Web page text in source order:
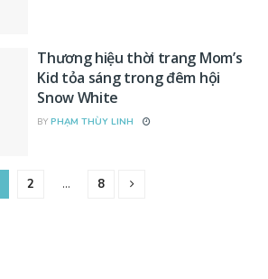
Thương hiệu thời trang Mom’s
Kid tỏa sáng trong đêm hội
Snow White
BY PHẠM THÙY LINH
2 … 8